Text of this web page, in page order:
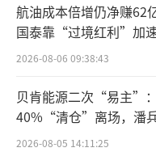
在中国食品产
Y处于布局建设期
费用较高，出现亏
入产出的均衡度
盈。
航油成本倍增仍净赚62
国泰靠“过境红利”加
2026-08-06 09:38:43
贝肯能源二次“易主”
40%“清仓”离场，潘
宏科百世拟入主
2026-08-05 14:11:25